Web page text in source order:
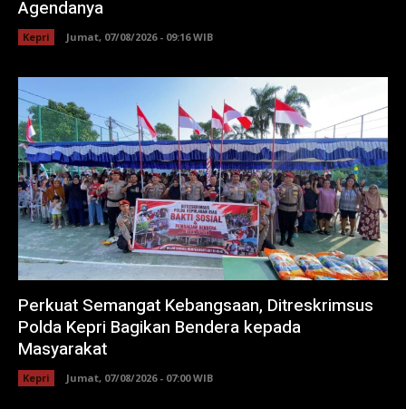
Agendanya
Kepri Jumat, 07/08/2026 - 09:16 WIB
Perkuat Semangat Kebangsaan, Ditreskrimsus
Polda Kepri Bagikan Bendera kepada
Masyarakat
Kepri Jumat, 07/08/2026 - 07:00 WIB